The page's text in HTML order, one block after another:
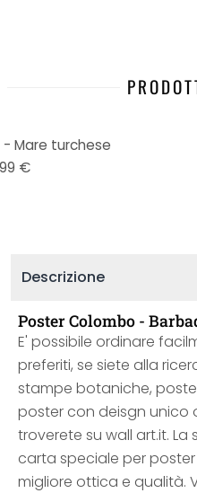
Mare turchese
€
Descrizione
Poster Colombo -
E' possibile ordinare
preferiti, se siete alla
stampe botaniche,
poster con deisgn unico
troverete su wall art.it.
carta speciale per
migliore ottica e qualità.